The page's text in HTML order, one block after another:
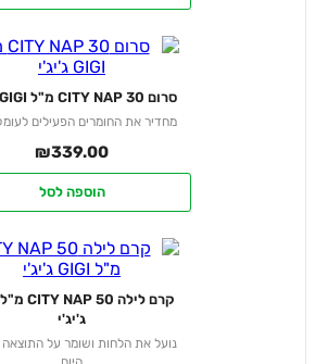
מחדיר את החומרים הפעילים לעומק העור
₪339.00
הוספה לסל
קרם לילה CITY NAP 50 מ"ל GIGI
נועל את הלחות ושומר על התוצאה לאורך